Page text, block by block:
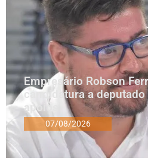
Empresário Robson
candidatura a
apoios
07/08/2026